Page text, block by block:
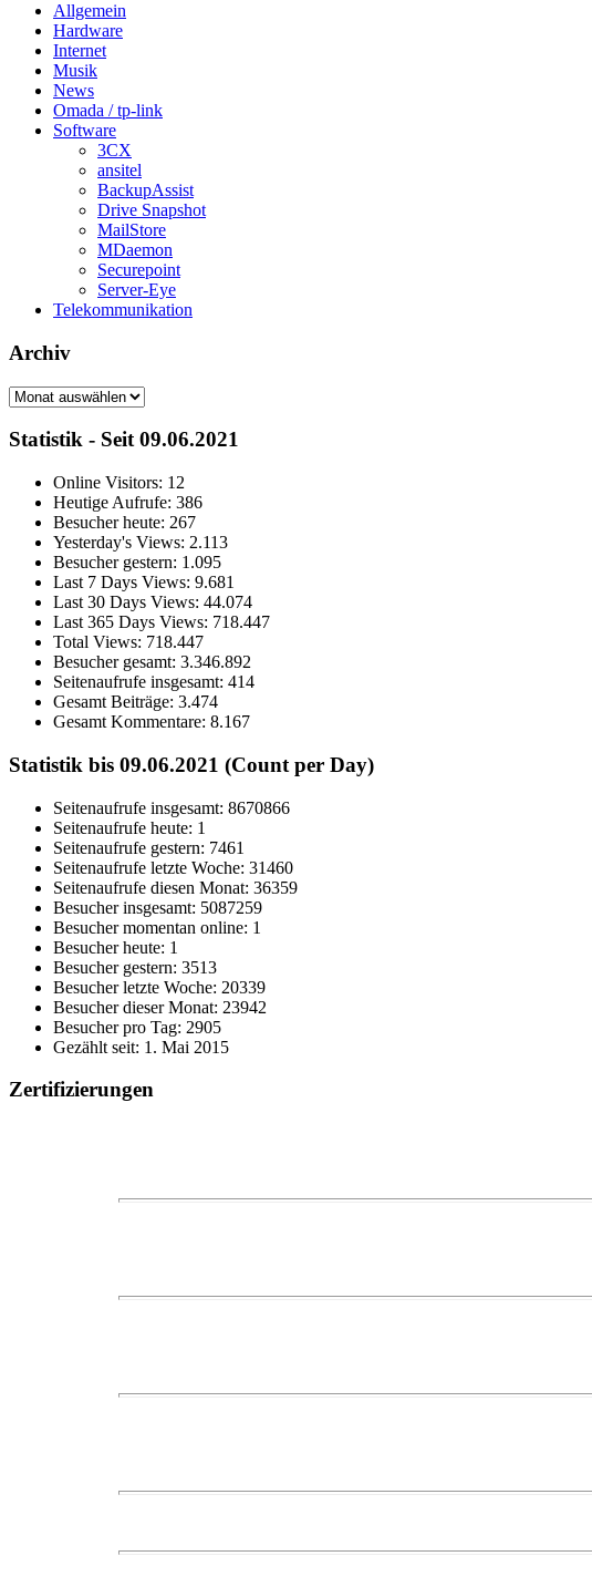
Allgemein
Hardware
Internet
Musik
News
Omada / tp-link
Software
3CX
ansitel
BackupAssist
Drive Snapshot
MailStore
MDaemon
Securepoint
Server-Eye
Telekommunikation
Archiv
Archiv
Statistik - Seit 09.06.2021
Online Visitors: 12
Heutige Aufrufe: 386
Besucher heute: 267
Yesterday's Views: 2.113
Besucher gestern: 1.095
Last 7 Days Views: 9.681
Last 30 Days Views: 44.074
Last 365 Days Views: 718.447
Total Views: 718.447
Besucher gesamt: 3.346.892
Seitenaufrufe insgesamt: 414
Gesamt Beiträge: 3.474
Gesamt Kommentare: 8.167
Statistik bis 09.06.2021 (Count per Day)
Seitenaufrufe insgesamt: 8670866
Seitenaufrufe heute: 1
Seitenaufrufe gestern: 7461
Seitenaufrufe letzte Woche: 31460
Seitenaufrufe diesen Monat: 36359
Besucher insgesamt: 5087259
Besucher momentan online: 1
Besucher heute: 1
Besucher gestern: 3513
Besucher letzte Woche: 20339
Besucher dieser Monat: 23942
Besucher pro Tag: 2905
Gezählt seit: 1. Mai 2015
Zertifizierungen